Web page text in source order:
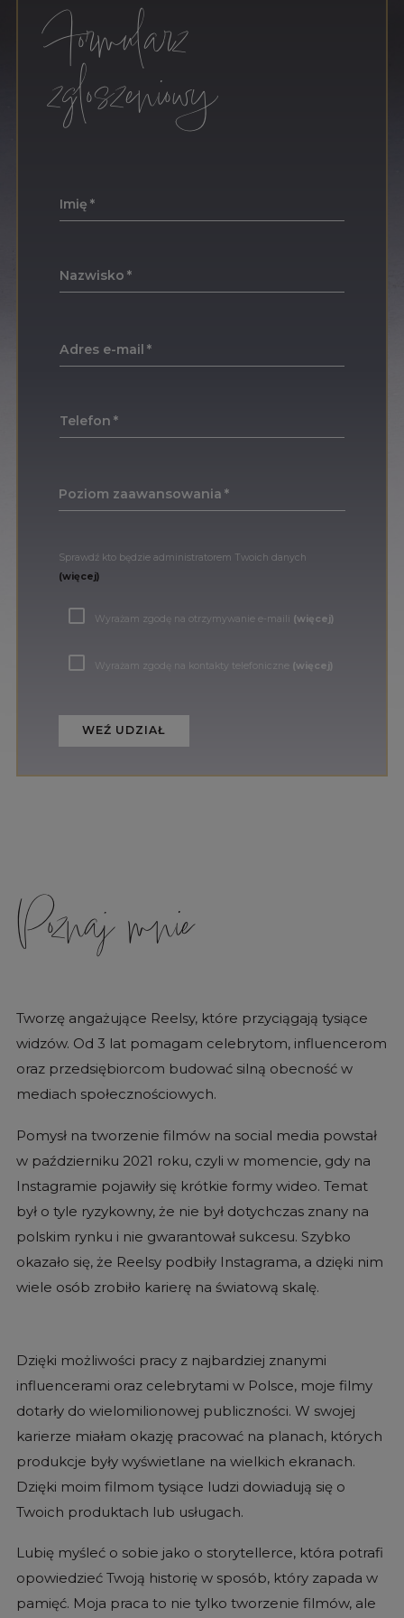
Formularz
zgloszeniowy
Imię
Nazwisko
Adres e-mail
Telefon
Poziom zaawansowania
Sprawdź kto będzie administratorem Twoich danych
(więcej)
Wyrażam zgodę na otrzymywanie e-maili (więcej)
Wyrażam zgodę na kontakty telefoniczne (więcej)
WEŹ UDZIAŁ
Poznaj mnie
Tworzę angażujące Reelsy, które przyciągają tysiące
widzów. Od 3 lat pomagam celebrytom, influencerom
oraz przedsiębiorcom budować silną obecność w
mediach społecznościowych.
Pomysł na tworzenie filmów na social media powstał
w październiku 2021 roku, czyli w momencie, gdy na
Instagramie pojawiły się krótkie formy wideo. Temat
był o tyle ryzykowny, że nie był dotychczas znany na
polskim rynku i nie gwarantował sukcesu. Szybko
okazało się, że Reelsy podbiły Instagrama, a dzięki nim
wiele osób zrobiło karierę na światową skalę.
Dzięki możliwości pracy z najbardziej znanymi
influencerami oraz celebrytami w Polsce, moje filmy
dotarły do wielomilionowej publiczności. W swojej
karierze miałam okazję pracować na planach, których
produkcje były wyświetlane na wielkich ekranach.
Dzięki moim filmom tysiące ludzi dowiadują się o
Twoich produktach lub usługach.
Lubię myśleć o sobie jako o storytellerce, która potrafi
opowiedzieć Twoją historię w sposób, który zapada w
pamięć. Moja praca to nie tylko tworzenie filmów, ale